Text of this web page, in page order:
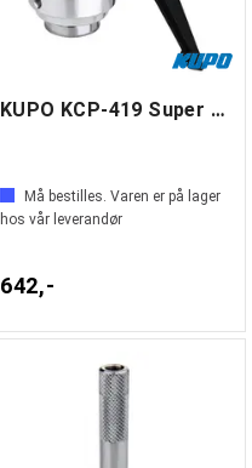
KUPO KCP-419 Super Grip Finger w/ base
Må bestilles. Varen er på lager
hos vår leverandør
642,-